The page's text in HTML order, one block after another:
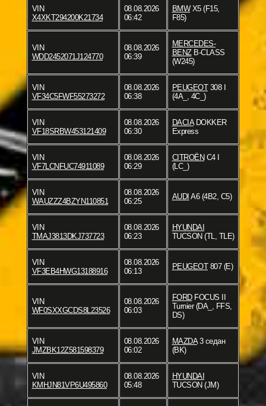
VIN
X4XKT294200K21734
08.08.2026
06:42
BMWX5 (F15,
F85)
VIN
WDD2452071J124770
08.08.2026
06:39
MERCEDES-
BENZB-CLASS
(W245)
VIN
VF34C5FWF55273272
08.08.2026
06:38
PEUGEOT308 I
(4A_, 4C_)
VIN
VF18SRBW453121409
08.08.2026
06:30
DACIADOKKER
Express
VIN
VF7LCNFUC74911089
08.08.2026
06:29
CITROËN C4 I
(LC_)
VIN
WAUZZZ4BZYN110851
08.08.2026
06:25
AUDI A6 (4B2, C5)
VIN
TMAJ3813DKJ737723
08.08.2026
06:23
HYUNDAI
TUCSON (TL, TLE)
VIN
VF3EB4HWG13188916
08.08.2026
06:13
PEUGEOT807 (E)
VIN
WF0SXXGCDS8L23526
08.08.2026
06:03
FORDFOCUS II
Turnier (DA_, FFS,
DS)
VIN
JMZBK12Z581598379
08.08.2026
06:02
MAZDA3 седан
(BK)
VIN
KMHJN81VP6U495860
08.08.2026
05:48
HYUNDAI
TUCSON (JM)